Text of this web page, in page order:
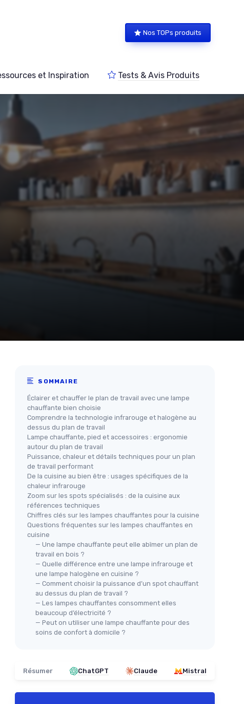
Nos TOPs produits
et Inspiration Tests & Avis Produits
SOMMAIRE
Éclairer et chauffer le plan de travail avec une lampe
chauffante bien choisie
Comprendre la technologie infrarouge et halogène au
dessus du plan de travail
Lampe chauffante, pied et accessoires : ergonomie
autour du plan de travail
Puissance, chaleur et détails techniques pour un plan
de travail performant
De la cuisine au bien être : usages spécifiques de la
chaleur infrarouge
Zoom sur les spots spécialisés : de la cuisine aux
références techniques
Chiffres clés sur les lampes chauffantes pour la cuisine
Questions fréquentes sur les lampes chauffantes en
cuisine
— Une lampe chauffante peut elle abîmer un plan de
travail en bois ?
— Quelle différence entre une lampe infrarouge et
une lampe halogène en cuisine ?
— Comment choisir la puissance d’un spot chauffant
au dessus du plan de travail ?
— Les lampes chauffantes consomment elles
beaucoup d’électricité ?
— Peut on utiliser une lampe chauffante pour des
soins de confort à domicile ?
Résumer ChatGPT Claude Mistral